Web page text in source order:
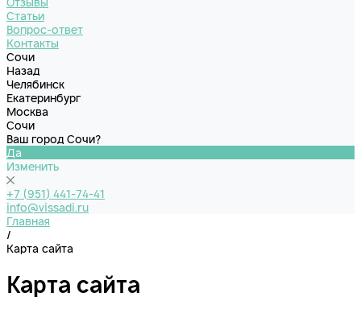
Статьи
Вопрос-ответ
Контакты
Сочи
Назад
Челябинск
Екатеринбург
Москва
Сочи
Ваш город Сочи?
Да
Изменить
+7 (951) 441-74-41
info@vissadi.ru
Главная
/
Карта сайта
Карта сайта